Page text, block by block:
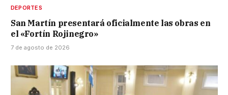
DEPORTES
San Martín presentará oficialmente las obras en
el «Fortín Rojinegro»
7 de agosto de 2026